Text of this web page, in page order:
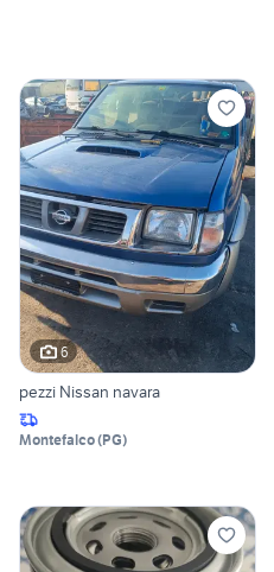
6
pezzi Nissan navara
Montefalco(PG)